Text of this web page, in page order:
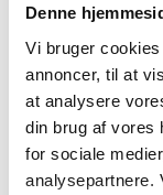
Denne
Vi bruger
annoncer, til at
at analysere
din brug af vores
for sociale
analysepartnere.
Hvis du
klik/tryk
til højre